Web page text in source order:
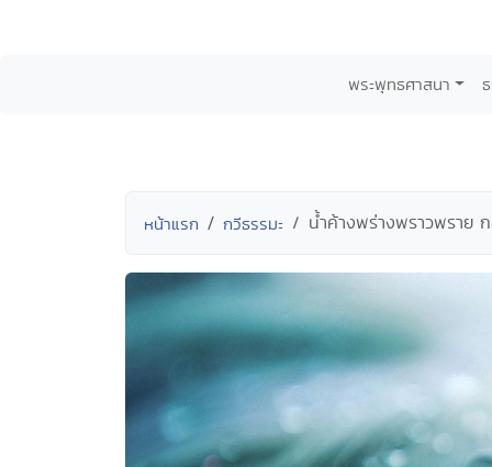
พระพุทธศาสนา
หน้าแรก กวีธรรมะ น้ำค้างพร่างพราวพราย